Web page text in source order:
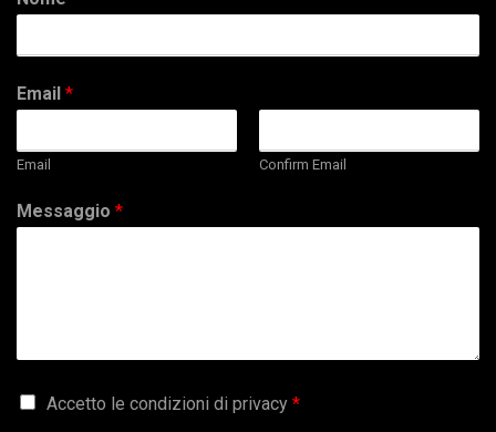
Email *
Email Confirm Email
Messaggio *
G
Accetto le condizioni di privacy *